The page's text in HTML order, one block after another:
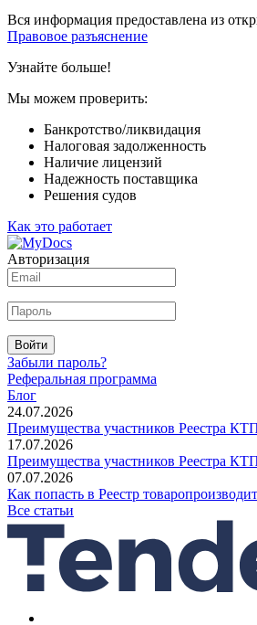
Вся информация предоставлена из
Правовое разъяснение
Узнайте больше!
Мы можем проверить:
Банкротство/ликвидация
Налоговая задолженность
Наличие лицензий
Надежность поставщика
Решения судов
Как это работает
Авторизация
Войти
Забыли пароль?
Реферальная программа
Блог
24.07.2026
Преимущества участников Реестра
17.07.2026
Преимущества участников Реестра
07.07.2026
Как попасть в Реестр
Все статьи